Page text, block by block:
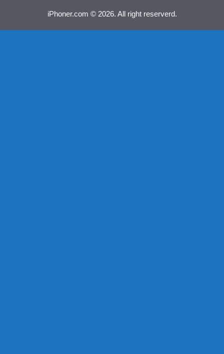
iPhoner.com © 2026. All right reserverd.